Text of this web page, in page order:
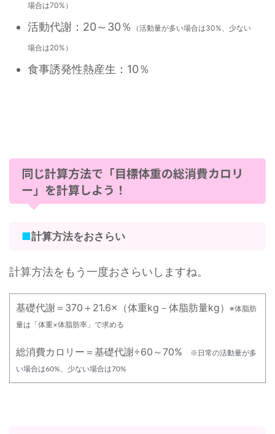
場合は70%）
活動代謝：20～30％ （活動量が多い場合は30%、少ない
場合は20%）
食事誘発性熱産生：10％
同じ計算方法で「目標体重の総消費カロリ
ー」を計算しよう！
■計算方法をおさらい
計算方法をもう一度おさらいしますね。
基礎代謝＝370＋21.6×（体重kg－体脂肪量kg）
※体脂肪
量は「体重×体脂肪率」で求める
総消費カロリー＝基礎代謝÷60～70% ※日常の活動量が多
い場合は60%、少ない場合は70%